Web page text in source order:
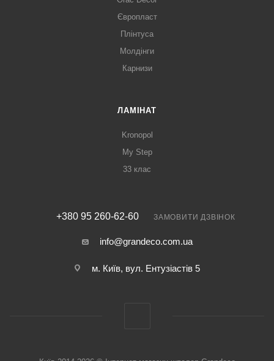
Європласт
Плінтуса
Молдінги
Карнизи
ЛАМІНАТ
Kronopol
My Step
33 клас
+380 95 260-62-60 ЗАМОВИТИ ДЗВІНОК
info@grandeco.com.ua
м. Київ, вул. Ентузіастів 5